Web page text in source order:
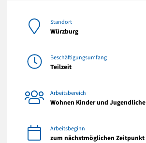
Standort
Würzburg
Beschäftigungsumfang
Teilzeit
Arbeitsbereich
Wohnen Kinder und Jugendliche
Arbeitsbeginn
zum nächstmöglichen Zeitpunkt